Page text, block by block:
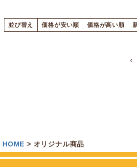
並び替え 価格が安い順 価格が高い順
HOME オリジナル商品